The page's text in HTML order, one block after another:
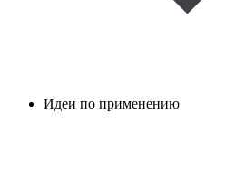
Идеи по применению